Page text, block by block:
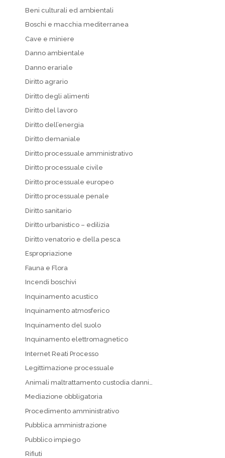
Beni culturali ed ambientali
Boschi e macchia mediterranea
Cave e miniere
Danno ambientale
Danno erariale
Diritto agrario
Diritto degli alimenti
Diritto del lavoro
Diritto dell’energia
Diritto demaniale
Diritto processuale amministrativo
Diritto processuale civile
Diritto processuale europeo
Diritto processuale penale
Diritto sanitario
Diritto urbanistico – edilizia
Diritto venatorio e della pesca
Espropriazione
Fauna e Flora
Incendi boschivi
Inquinamento acustico
Inquinamento atmosferico
Inquinamento del suolo
Inquinamento elettromagnetico
Internet Reati Processo
Legittimazione processuale
Animali maltrattamento custodia danni…
Mediazione obbligatoria
Procedimento amministrativo
Pubblica amministrazione
Pubblico impiego
Rifiuti